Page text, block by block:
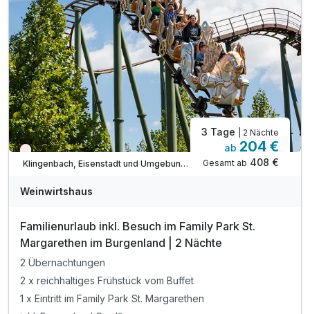
Nur noch Restplätze
Klingenbach, Eisenstadt und Umgebung/Rosalia
3 Tage | 2 Nächte
ab 204 €
Gesamt ab 408 €
Weinwirtshaus
Familienurlaub inkl. Besuch im Family Park St.
Margarethen im Burgenland | 2 Nächte
2 Übernachtungen
2 x reichhaltiges Frühstück vom Buffet
1 x Eintritt im Family Park St. Margarethen